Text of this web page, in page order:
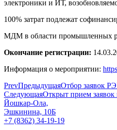
электроники и ИТ,
100% затрат подлежат
МДМ в области промышленных
Окончание регистрации:
Информация о мероприятии:
PrevПредыдущаяОтбор заявок
СледующаяОткрыт прием
Йошкар-Ола,
Эшкинина, 10Б
+7 (8362) 34-19-19